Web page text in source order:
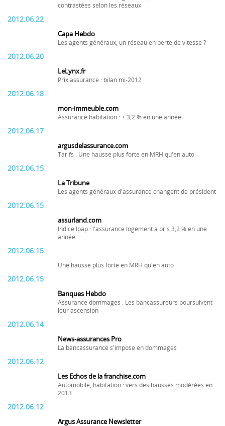
contrastées selon les réseaux
2012.06.22
Capa Hebdo
Les agents généraux, un réseau en perte de vitesse ?
2012.06.20
LeLynx.fr
Prix assurance : bilan mi-2012
2012.06.18
mon-immeuble.com
Assurance habitation : + 3,2 % en une année
2012.06.17
argusdelassurance.com
Tarifs : Une hausse plus forte en MRH qu'en auto
2012.06.15
La Tribune
Les agents généraux d'assurance changent de président
2012.06.15
assurland.com
Indice Ipap : l'assurance logement a pris 3,2 % en une
année
2012.06.15
Une hausse plus forte en MRH qu'en auto
2012.06.15
Banques Hebdo
Assurance dommages : Les bancassureurs poursuivent
leur ascension
2012.06.14
News-assurances Pro
La bancassurance s'impose en dommages
2012.06.12
Les Echos de la franchise.com
Automobile, habitation : vers des hausses modérées en
2013
2012.06.12
Argus Assurance Newsletter